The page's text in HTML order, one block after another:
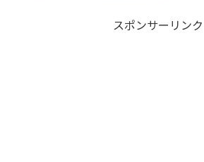
スポンサーリンク